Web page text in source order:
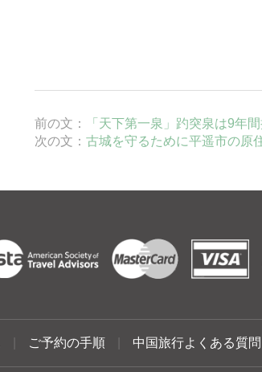
前の文：
「天下第一泉」趵突泉は9年
次の文： 古城を守るために平遥市の原
ご予約の手順 中国旅行よくある質問